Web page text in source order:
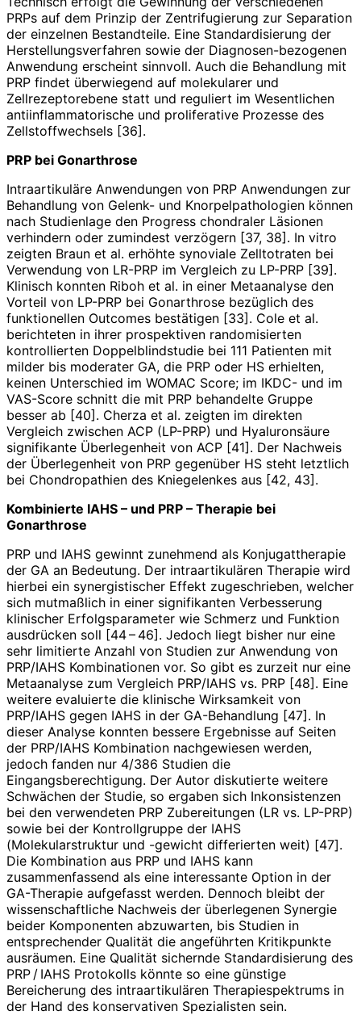
PRPs auf dem Prinzip der Zentrifugierung zur Separation
der einzelnen Bestandteile. Eine Standardisierung der
Herstellungsverfahren sowie der Diagnosen-bezogenen
Anwendung erscheint sinnvoll. Auch die Behandlung mit
PRP findet überwiegend auf molekularer und
Zellrezeptorebene statt und reguliert im Wesentlichen
antiinflammatorische und proliferative Prozesse des
Zellstoffwechsels [36].
PRP bei Gonarthrose
Intraartikuläre Anwendungen von PRP Anwendungen zur
Behandlung von Gelenk- und Knorpelpathologien können
nach Studienlage den Progress chondraler Läsionen
verhindern oder zumindest verzögern [37, 38]. In vitro
zeigten Braun et al. erhöhte synoviale Zelltotraten bei
Verwendung von LR-PRP im Vergleich zu LP-PRP [39].
Klinisch konnten Riboh et al. in einer Metaan­alyse den
Vorteil von LP-PRP bei Gon­arthrose bezüglich des
funktionellen Outcomes bestätigen [33]. Cole et al.
berichteten in ihrer prospektiven randomisierten
kontrollierten Doppelblindstudie bei 111 Patienten mit
milder bis moderater GA, die PRP oder HS erhielten,
keinen Unterschied im WOMAC Score; im IKDC- und im
VAS-Score schnitt die mit PRP behandelte Gruppe
besser ab [40]. Cherza et al. zeigten im direkten
Vergleich zwischen ACP (LP-PRP) und Hyaluronsäure
signifikante Überlegenheit von ACP [41]. Der Nachweis
der Überlegenheit von PRP gegenüber HS steht letztlich
bei Chondropathien des Kniegelenkes aus [42, 43].
Kombinierte IAHS – und PRP – Therapie bei
Gonarthrose
PRP und IAHS gewinnt zunehmend als Konjugattherapie
der GA an Bedeutung. Der intraartikulären Therapie wird
hierbei ein synergistischer Effekt zugeschrieben, welcher
sich mutmaßlich in einer signifikanten Verbesserung
klinischer Erfolgsparameter wie Schmerz und Funktion
ausdrücken soll [44 – 46]. Jedoch liegt bisher nur eine
sehr limitierte Anzahl von Studien zur Anwendung von
PRP/IAHS Kombinationen vor. So gibt es zurzeit nur eine
Metaanalyse zum Vergleich PRP/IAHS vs. PRP [48]. Eine
weitere evaluierte die klinische Wirksamkeit von
PRP/IAHS gegen IAHS in der GA-Behandlung [47]. In
dieser Analyse konnten bessere Ergebnisse auf Seiten
der PRP/IAHS Kombination nachgewiesen werden,
jedoch fanden nur 4/386 Studien die
Eingangsberechtigung. Der Autor diskutierte weitere
Schwächen der Studie, so ergaben sich Inkonsistenzen
bei den verwendeten PRP Zubereitungen (LR vs. LP-PRP)
sowie bei der Kontrollgruppe der IAHS
(Molekularstruktur und -gewicht differierten weit) [47].
Die Kombination aus PRP und IAHS kann
zusammenfassend als eine interessante Option in der
GA-Therapie aufgefasst werden. Dennoch bleibt der
wissenschaftliche Nachweis der überlegenen Synergie
beider Komponenten abzuwarten, bis Studien in
entsprechender Qualität die angeführten Kritikpunkte
ausräumen. Eine Qualität sichernde Standardisierung des
PRP / IAHS Protokolls könnte so eine günstige
Bereicherung des intraartikulären Therapiespektrums in
der Hand des konservativen Spezialisten sein.